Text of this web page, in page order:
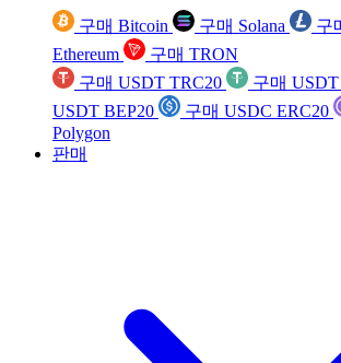
구매 Bitcoin 구매 Solana 구
Ethereum
구매 TRON
구매 USDT TRC20
구매
USDT BEP20
구매 USDC ERC20
Polygon
판매